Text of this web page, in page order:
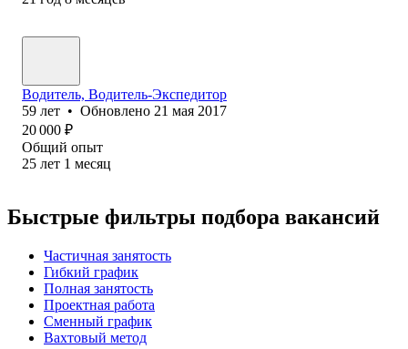
Водитель, Водитель-Экспедитор
59 лет • Обновлено 21 мая 2017
20 000 ₽
Общий опыт
25 лет 1 месяц
Быстрые фильтры подбора вакансий
Частичная занятость
Гибкий график
Полная занятость
Проектная работа
Сменный график
Вахтовый метод